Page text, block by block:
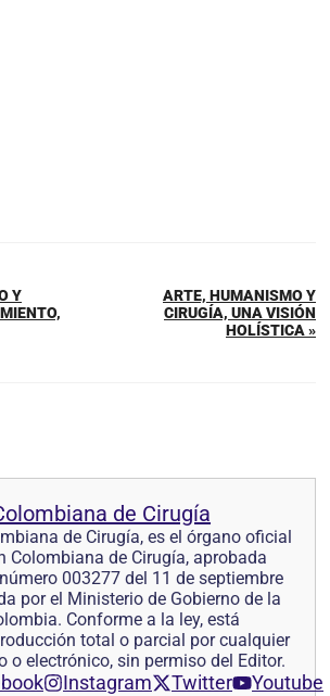
Y
ARTE, HUMANISMO Y
CIRUGÍA, UNA VISIÓN
HOLÍSTICA »
de Cirugía
de Cirugía, es el órgano oficial
Colombiana de Cirugía, aprobada
003277 del 11 de septiembre
por el Ministerio de Gobierno de la
Conforme a la ley, está
total o parcial por cualquier
o electrónico, sin permiso del Editor.
Instagram Twitter Youtube